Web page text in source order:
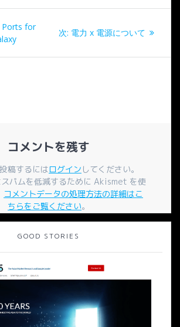
​Ports​ ​for​
次: 次
投
電力 x 電源について
コメントを残す
稿するにはログイン してください。
スパムを低減するために Akismet を使
コメントデータの処理方法の詳細はこ
ちらをご覧ください。
GOOD STORIES